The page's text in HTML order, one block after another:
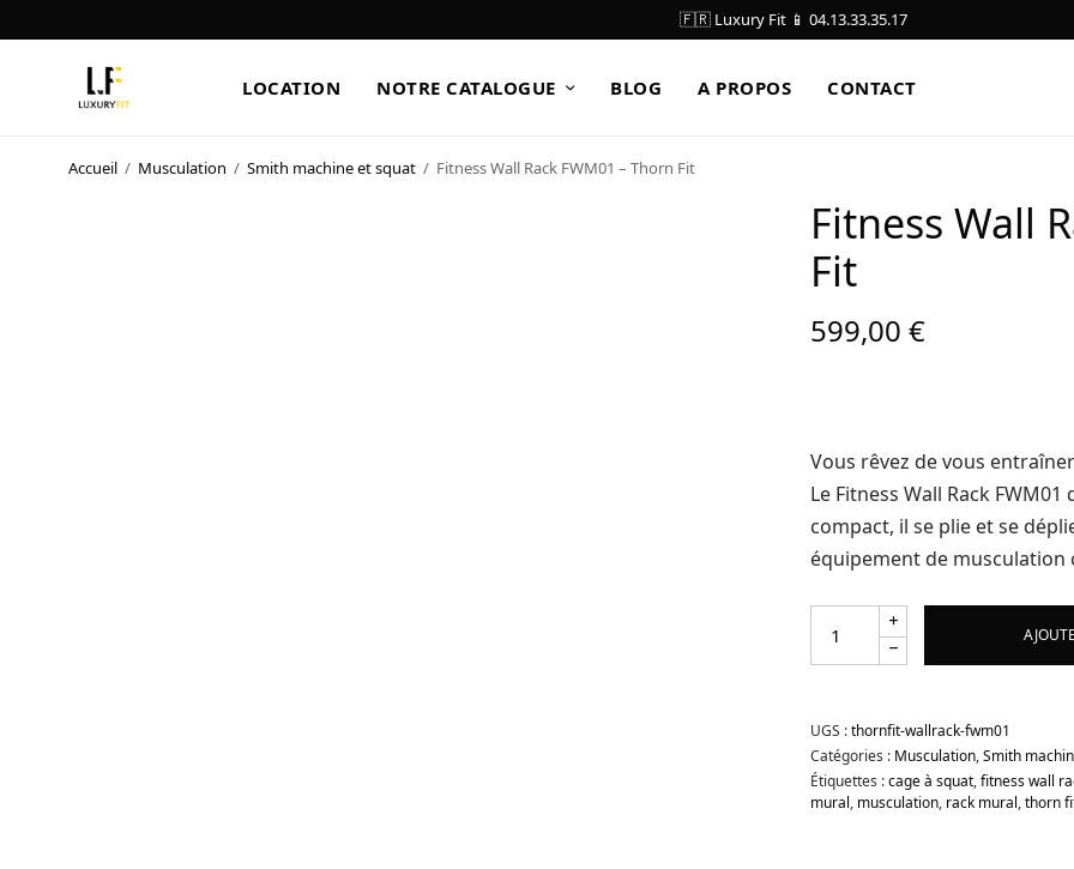
🇫🇷 Luxury Fit 📱 04.13.33.35.17
LOCATION NOTRE CATALOGUE BLOG A PROPOS CONTACT
Accueil / Musculation / Smith machine et squat / Fitness Wall Rack FWM01 – Thorn Fit
Fitness Wall
Fit
599,00€
Vous rêvez de vous
Le Fitness Wall Rack
compact, il se plie et se
équipement de
UGS :thornfit-wallrack-fwm01
Catégories : Musculation,Smith
Étiquettes :cage à squat,fitness wall
mural, musculation, rack mural,thorn